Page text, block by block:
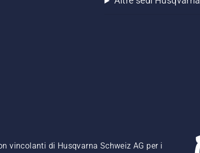
vincolanti di Husqvarna Schweiz AG per i